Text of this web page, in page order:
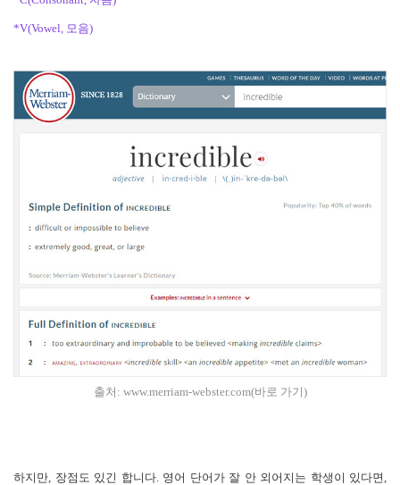
*V(Vowel, 모음)
출처: www.merriam-webster.com(바로 가기)
하지만, 장점도 있긴 합니다. 영어 단어가 잘 안 외어지는 학생이 있다면,